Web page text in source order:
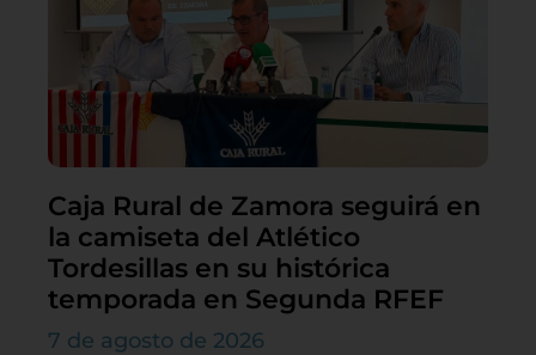
Caja Rural de Zamora seguirá en
la camiseta del Atlético
Tordesillas en su histórica
temporada en Segunda RFEF
7 de agosto de 2026